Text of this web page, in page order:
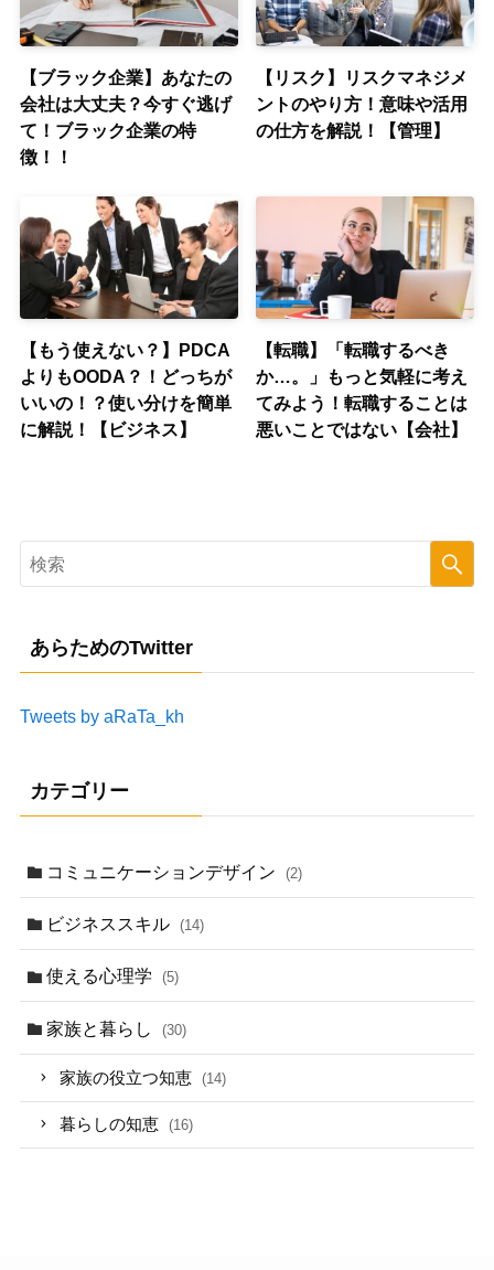
【ブラック企業】あなたの
会社は大丈夫？今すぐ逃げ
て！ブラック企業の特
徴！！
【リスク】リスクマネジメ
ントのやり方！意味や活用
の仕方を解説！【管理】
【もう使えない？】PDCA
よりもOODA？！どっちが
いいの！？使い分けを簡単
に解説！【ビジネス】
【転職】「転職するべき
か…。」もっと気軽に考え
てみよう！転職することは
悪いことではない【会社】
あらためのTwitter
Tweets by aRaTa_kh
カテゴリー
コミュニケーションデザイン (2)
ビジネススキル (14)
使える心理学 (5)
家族と暮らし (30)
家族の役立つ知恵 (14)
暮らしの知恵 (16)